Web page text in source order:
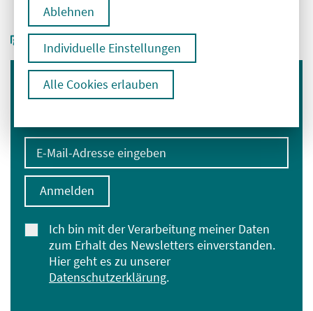
Ablehnen
Individuelle Einstellungen
Alle Cookies erlauben
Immer informiert bleiben
E-Mail-Adresse eingeben
Ich bin mit der Verarbeitung meiner Daten
zum Erhalt des Newsletters einverstanden.
Hier geht es zu unserer
Datenschutzerklärung.
Anmelden